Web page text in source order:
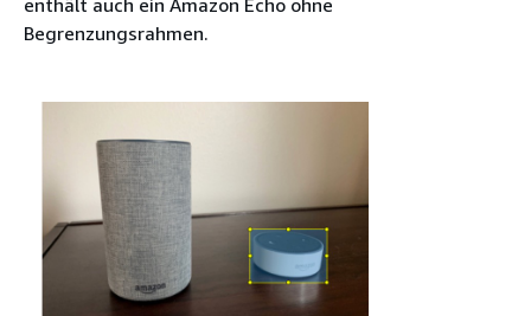
enthält auch ein Amazon Echo ohne
Begrenzungsrahmen.